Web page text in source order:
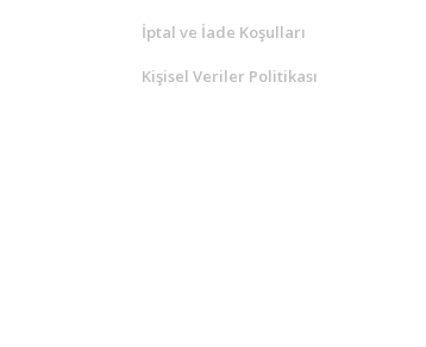
İptal ve İade Koşulları
Kişisel Veriler Politikası